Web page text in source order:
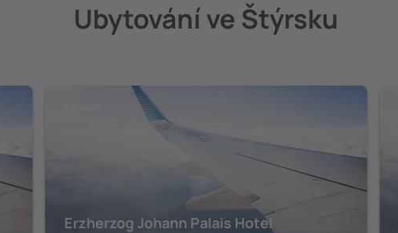
Ubytování ve Štýrsku
Erzherzog Johann Palais Hotel